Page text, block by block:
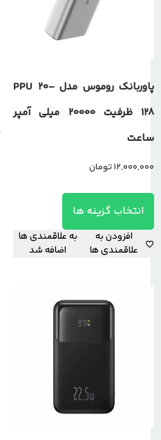
پاوربانک روموس مدل PPU 20-
128 ظرفیت 20000 میلی آمپر
ساعت
12,000,000تومان
انتخاب گزینه ها
افزودن به
علاقمندی ها
به علاقمندی ها
اضافه شد